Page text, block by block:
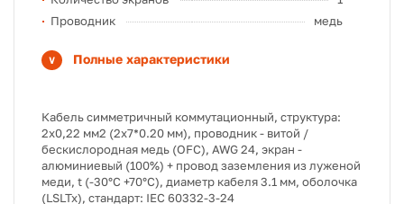
Проводник
медь
Полные характеристики
Кабель симметричный коммутационный, структура:
2х0,22 мм2 (2х7*0.20 мм), проводник - витой /
бескислородная медь (OFC), AWG 24, экран -
алюминиевый (100%) + провод заземления из луженой
меди, t (-30°C +70°C), диаметр кабеля 3.1 мм, оболочка
(LSLTx), стандарт: IEC 60332-3-24